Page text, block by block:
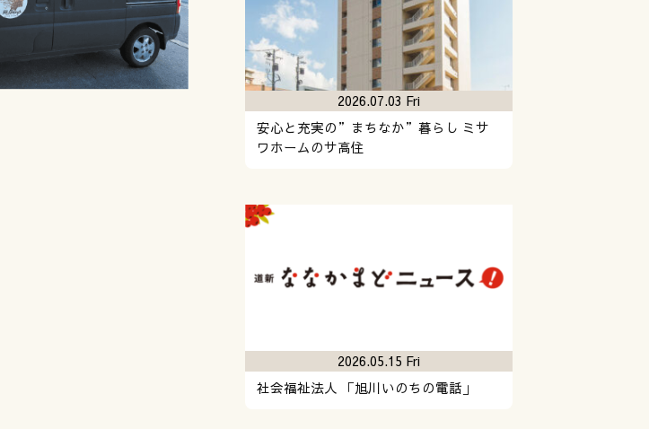
安心と充実の”まちなか”暮らし ミサ
ワホームのサ高住
2026.07.03 Fri
社会福祉法人 「旭川いのちの電話」
2026.05.15 Fri